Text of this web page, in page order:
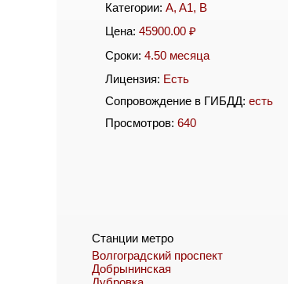
Категории:A,A1, B
Цена:45900.00 ₽
Сроки:4.50 месяца
Лицензия: Есть
Сопровождение в ГИБДД:есть
Просмотров:640
Станции метро
Волгоградский проспект
Добрынинская